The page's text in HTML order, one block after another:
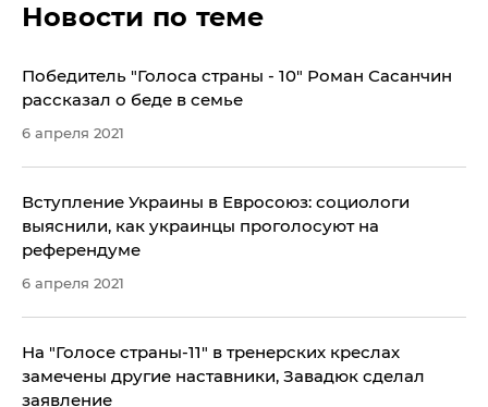
Новости по теме
Победитель "Голоса страны - 10" Роман Сасанчин
рассказал о беде в семье
6 апреля 2021
Вступление Украины в Евросоюз: социологи
выяснили, как украинцы проголосуют на
референдуме
6 апреля 2021
На "Голосе страны-11" в тренерских креслах
замечены другие наставники, Завадюк сделал
заявление